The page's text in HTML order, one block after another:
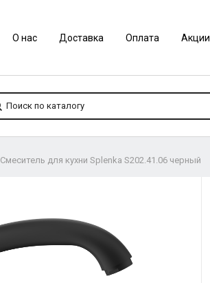
О нас Доставка Оплата Акции
Смеситель для кухни Splenka S202.41.06 черный